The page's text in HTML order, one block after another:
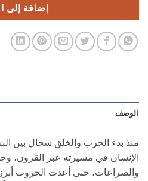
إضافة إلى
الوصف
منذ بدء الحرب والخلق سجال بين
الإنسان في مسيرته عبر القرون،
والصراعات، حتى أعدت الحروب